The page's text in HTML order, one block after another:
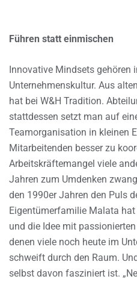
Führen statt einmischen
Innovative Mindsets gehören
Unternehmenskultur. Aus
hat bei W&H Tradition.
stattdessen setzt man auf
Teamorganisation in kleinen
Mitarbeitenden besser zu
Arbeitskräftemangel viele
Jahren zum Umdenken
den 1990er Jahren den Puls
Eigentümerfamilie Malata
und die Idee mit
denen viele noch heute im
schweift durch den Raum.
selbst davon fasziniert ist.